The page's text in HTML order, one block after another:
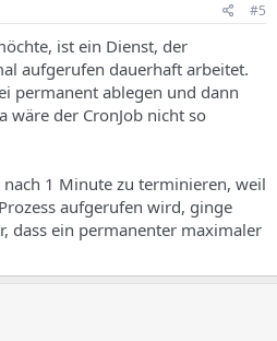
#5
ist ein Dienst, der
aufgerufen dauerhaft arbeitet.
permanent ablegen und dann
wäre der CronJob nicht so
1 Minute zu terminieren, weil
aufgerufen wird, ginge
dass ein permanenter maximaler